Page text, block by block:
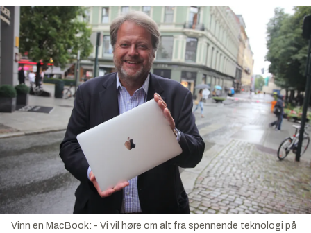
Vinn en MacBook: - Vi vil høre om alt fra spennende teknologi på